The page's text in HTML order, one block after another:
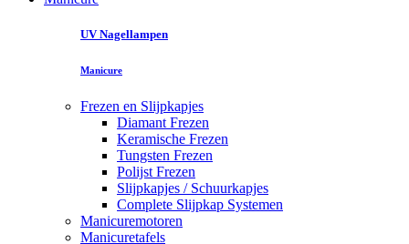
UV Nagellampen
Manicure
Frezen en Slijpkapjes
Diamant Frezen
Keramische Frezen
Tungsten Frezen
Polijst Frezen
Slijpkapjes / Schuurkapjes
Complete Slijpkap Systemen
Manicuremotoren
Manicuretafels